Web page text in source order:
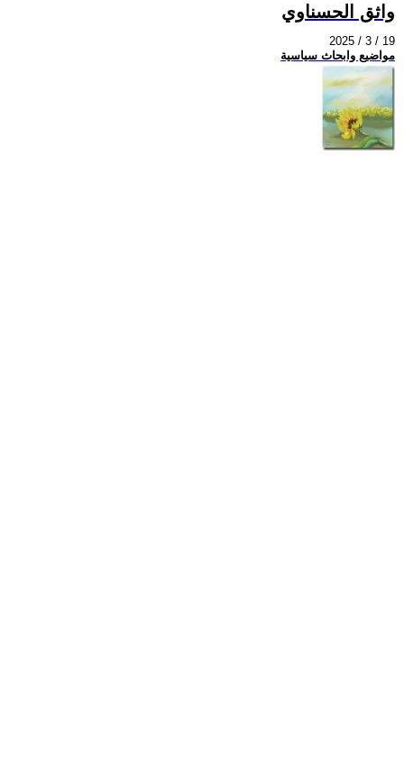
واثق الحسناوي
2025 / 3 / 19
مواضيع وابحاث سياسية